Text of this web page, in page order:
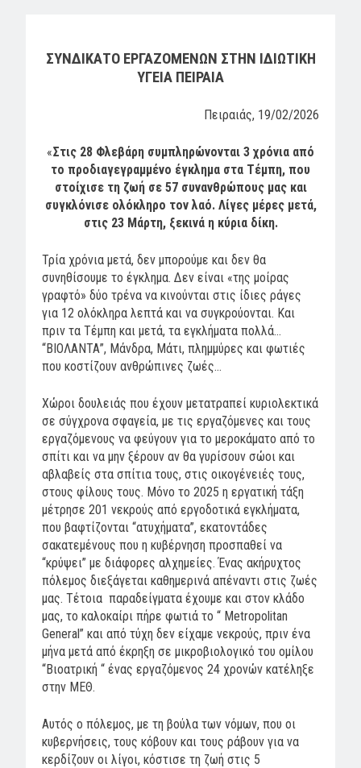
ΣΥΝΔΙΚΑΤΟ ΕΡΓΑΖΟΜΕΝΩΝ ΣΤΗΝ ΙΔΙΩΤΙΚΗ
ΥΓΕΙΑ ΠΕΙΡΑΙΑ
Πειραιάς, 19/02/2026
«Στις 28 Φλεβάρη συμπληρώνονται 3 χρόνια από
το προδιαγεγραμμένο έγκλημα στα Τέμπη, που
στοίχισε τη ζωή σε 57 συνανθρώπους μας και
συγκλόνισε ολόκληρο τον λαό. Λίγες μέρες μετά,
στις 23 Μάρτη, ξεκινά η κύρια δίκη.
Τρία χρόνια μετά, δεν μπορούμε και δεν θα
συνηθίσουμε το έγκλημα. Δεν είναι «της μοίρας
γραφτό» δύο τρένα να κινούνται στις ίδιες ράγες
για 12 ολόκληρα λεπτά και να συγκρούονται. Και
πριν τα Τέμπη και μετά, τα εγκλήματα πολλά…
“ΒΙΟΛΑΝΤΑ”, Μάνδρα, Μάτι, πλημμύρες και φωτιές
που κοστίζουν ανθρώπινες ζωές…
Χώροι δουλειάς που έχουν μετατραπεί κυριολεκτικά
σε σύγχρονα σφαγεία, με τις εργαζόμενες και τους
εργαζόμενους να φεύγουν για το μεροκάματο από το
σπίτι και να μην ξέρουν αν θα γυρίσουν σώοι και
αβλαβείς στα σπίτια τους, στις οικογένειές τους,
στους φίλους τους. Μόνο το 2025 η εργατική τάξη
μέτρησε 201 νεκρούς από εργοδοτικά εγκλήματα,
που βαφτίζονται “ατυχήματα”, εκατοντάδες
σακατεμένους που η κυβέρνηση προσπαθεί να
“κρύψει” με διάφορες αλχημείες. Ένας ακήρυχτος
πόλεμος διεξάγεται καθημερινά απέναντι στις ζωές
μας. Τέτοια παραδείγματα έχουμε και στον κλάδο
μας, το καλοκαίρι πήρε φωτιά το “ Metropolitan
General” και από τύχη δεν είχαμε νεκρούς, πριν ένα
μήνα μετά από έκρηξη σε μικροβιολογικό του ομίλου
“Βιοατρική “ ένας εργαζόμενος 24 χρονών κατέληξε
στην ΜΕΘ.
Αυτός ο πόλεμος, με τη βούλα των νόμων, που οι
κυβερνήσεις, τους κόβουν και τους ράβουν για να
κερδίζουν οι λίγοι, κόστισε τη ζωή στις 5